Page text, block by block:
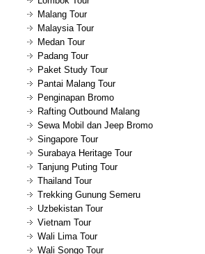
Malang Tour
Malaysia Tour
Medan Tour
Padang Tour
Paket Study Tour
Pantai Malang Tour
Penginapan Bromo
Rafting Outbound Malang
Sewa Mobil dan Jeep Bromo
Singapore Tour
Surabaya Heritage Tour
Tanjung Puting Tour
Thailand Tour
Trekking Gunung Semeru
Uzbekistan Tour
Vietnam Tour
Wali Lima Tour
Wali Songo Tour